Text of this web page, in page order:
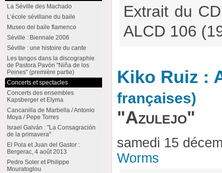
Extrait du
ALCD 106
Kiko Ruiz :
françaises)
"Azulejo"
samedi 15
Worms
La Séville des Machado
L’école sévillane du baile
Museo del baile flamenco
Séville : Biennale 2006
Séville : une histoire du cante
Les tangos dans la discographie
de Pastora Pavón "Niña de los
Peines" (première partie)
Concerts et spectacles
Concerts des ensembles
Kapsberger et Elyma
Cancanilla de Marbella / Antonio
Moya / Pepe Torres
Israel Galván : "La Consagración
de la primavera"
El Pola et Juan del Gastor :
Bergerac, 4 août 2013
Pedro Soler et Philippe
Mouratoglou